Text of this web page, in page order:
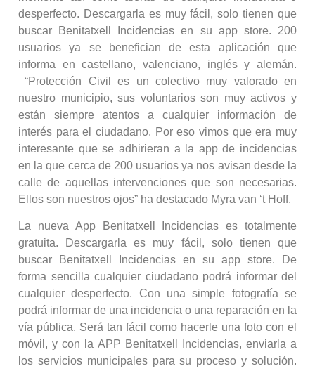
desperfecto. Descargarla es muy fácil, solo tienen que
buscar Benitatxell Incidencias en su app store. 200
usuarios ya se benefician de esta aplicación que
informa en castellano, valenciano, inglés y alemán.
“Protección Civil es un colectivo muy valorado en
nuestro municipio, sus voluntarios son muy activos y
están siempre atentos a cualquier información de
interés para el ciudadano. Por eso vimos que era muy
interesante que se adhirieran a la app de incidencias
en la que cerca de 200 usuarios ya nos avisan desde la
calle de aquellas intervenciones que son necesarias.
Ellos son nuestros ojos” ha destacado Myra van ‘t Hoff.
La nueva App Benitatxell Incidencias es totalmente
gratuita. Descargarla es muy fácil, solo tienen que
buscar Benitatxell Incidencias en su app store. De
forma sencilla cualquier ciudadano podrá informar del
cualquier desperfecto. Con una simple fotografía se
podrá informar de una incidencia o una reparación en la
vía pública. Será tan fácil como hacerle una foto con el
móvil, y con la APP Benitatxell Incidencias, enviarla a
los servicios municipales para su proceso y solución.